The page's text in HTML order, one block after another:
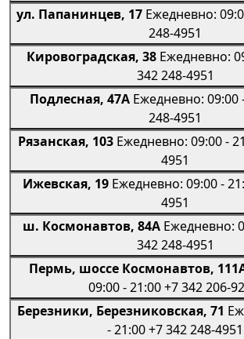
ул. Папанинцев, 17 Ежедневно:
248-4951
Кировоградская, 38 Ежедневно:
342 248-4951
Подлесная, 47АЕжедневно: 09:00
248-4951
Рязанская, 103Ежедневно: 09:00 -
4951
Ижевская, 19Ежедневно: 09:00 -
4951
ш. Космонавтов, 84А Ежедневно:
342 248-4951
Пермь, шоссе Космонавтов,
09:00 - 21:00+7 342 206-
Березники, Березниковская, 71
- 21:00+7 342 248-4951